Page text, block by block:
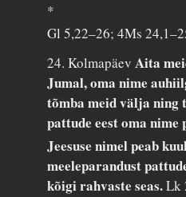
*
Gl 5,22–26; 4Ms
24. KolmapäevAita
Jumal, oma nime
tõmba meid välja ning
pattude eest oma
Jeesuse nimel peab
meeleparandust
kõigi rahvaste seas.Lk